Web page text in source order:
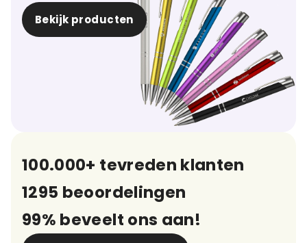
Bekijk producten
100.000+ tevreden klanten
1295 beoordelingen
99% beveelt ons aan!